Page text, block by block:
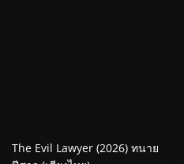
The Evil Lawyer (2026) ทนาย